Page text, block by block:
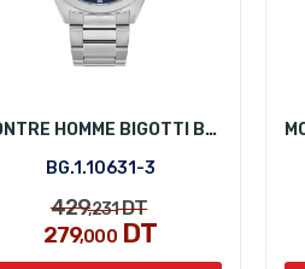
MONTRE HOMME BIGOTTI BG.1.10631-3
BG.1.10631-3
429,231DT
279,000DT